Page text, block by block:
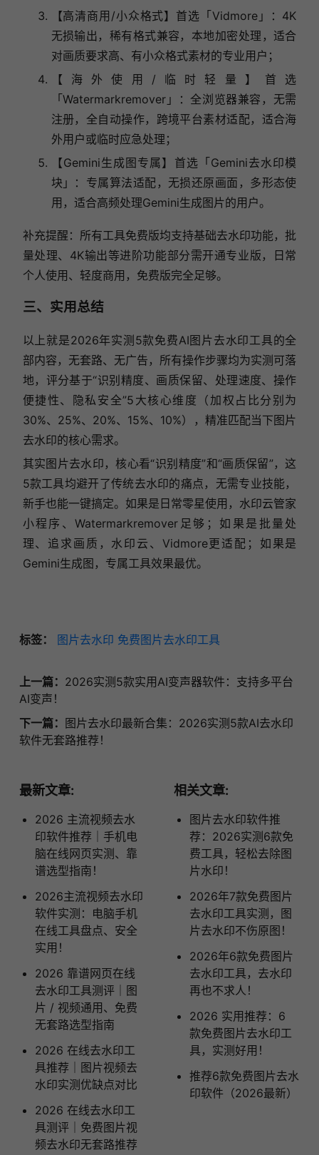
【高清商用/小众格式】首选「Vidmore」：4K
无损输出，稀有格式兼容，本地加密处理，适合
对画质要求高、有小众格式素材的专业用户；
【海外使用/临时轻量】首选
「Watermarkremover」：全浏览器兼容，无需
注册，全自动操作，跨境平台素材适配，适合海
外用户或临时应急处理；
【Gemini生成图专属】首选「Gemini去水印模
块」：专属算法适配，无损还原画面，多形态使
用，适合高频处理Gemini生成图片的用户。
补充提醒：所有工具免费版均支持基础去水印功能，批
量处理、4K输出等进阶功能部分需开通专业版，日常
个人使用、轻度商用，免费版完全足够。
三、实用总结
以上就是2026年实测5款免费AI图片去水印工具的全
部内容，无套路、无广告，所有操作步骤均为实测可落
地，评分基于“识别精度、画质保留、处理速度、操作
便捷性、隐私安全”5大核心维度（加权占比分别为
30%、25%、20%、15%、10%），精准匹配当下图片
去水印的核心需求。
其实图片去水印，核心看“识别精度”和“画质保留”，这
5款工具均避开了传统去水印的痛点，无需专业技能，
新手也能一键搞定。如果是日常零星使用，水印云管家
小程序、Watermarkremover足够；如果是批量处
理、追求画质，水印云、Vidmore更适配；如果是
Gemini生成图，专属工具效果最优。
标签： 图片去水印 免费图片去水印工具
上一篇： 2026实测5款实用AI变声器软件：支持多平台
AI变声！
下一篇： 图片去水印最新合集：2026实测5款AI去水印
软件无套路推荐！
最新文章:
2026 主流视频去水
印软件推荐｜手机电
脑在线网页实测、靠
谱选型指南！
2026主流视频去水印
软件实测：电脑手机
在线工具盘点、安全
实用！
2026 靠谱网页在线
去水印工具测评｜图
片 / 视频通用、免费
无套路选型指南
2026 在线去水印工
具推荐｜图片视频去
水印实测优缺点对比
2026 在线去水印工
具测评｜免费图片视
频去水印无套路推荐
相关文章:
图片去水印软件推
荐：2026实测6款免
费工具，轻松去除图
片水印！
2026年7款免费图片
去水印工具实测，图
片去水印不伤原图！
2026年6款免费图片
去水印工具，去水印
再也不求人！
2026 实用推荐：6
款免费图片去水印工
具，实测好用！
推荐6款免费图片去水
印软件（2026最新）